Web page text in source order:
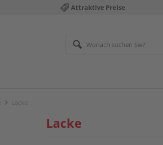
Attraktive Preise
Lacke